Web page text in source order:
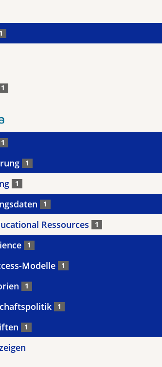
1
1
1
1
1
1
Ressources 1
1
Modelle 1
1
1
1